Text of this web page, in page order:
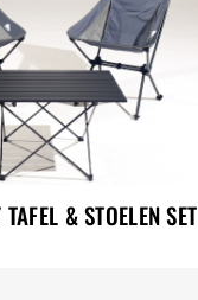
& STOELEN SET